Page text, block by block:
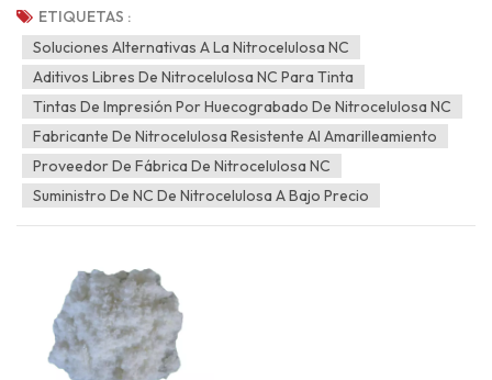
de precios en toda su gama de productos que contienen
nitrocelulosa en Europa, Oriente Medio y África, debido a
"aumentos significativos en los costos de las materias primas". El
28 de enero de 2026, Sun Chemical Packaging and Graphics
implementará un aumento de precios en toda su gama de
productos que contienen nitrocelulosa en Latinoamérica,
impulsado por aumentos sostenidos y significativos en los costos
de la nitrocelulosa. Los ajustes entrarán en vigor de inmediato o
según lo estipulado en los acuerdos con los clientes existentes, y el
de nitrocelulosa (NC). (Fuente: Sitio web oficial de Sun
Chemical) Nitrocelulosa, También conocida como NC, es una
resina funcional clave en las tintas tradicionales a base de
solventes. Ofrece una excelente imprimibilidad, nivelación, secado
ETIQUETAS :
Soluciones Alternativas A La Nitrocelulosa NC
Aditivos Libres De Nitrocelulosa NC Para Tinta
Tintas De Impresión Por Huecograbado De Nitrocelulosa NC
Fabricante De Nitrocelulosa Resistente Al Amarilleamiento
Proveedor De Fábrica De Nitrocelulosa NC
Suministro De NC De Nitrocelulosa A Bajo Precio